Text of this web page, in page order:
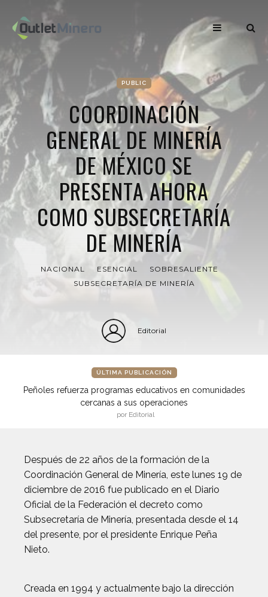
PUBLIC
COORDINACIÓN
GENERAL DE MINERÍA
DE MÉXICO SE
PRESENTA AHORA
COMO SUBSECRETARÍA
DE MINERÍA
NACIONAL ESENCIAL
SOBRESALIENTE
SUBSECRETARÍA DE MINERÍA
Editorial
ÚLTIMA PUBLICACIÓN
Peñoles refuerza programas educativos en comunidades
cercanas a sus operaciones
por Editorial
Después de 22 años de la formación de la
Coordinación General de Minería, este lunes 19 de
diciembre de 2016 fue publicado en el Diario
Oficial de la Federación el decreto como
Subsecretaría de Minería, presentada desde el 14
del presente, por el presidente Enrique Peña
Nieto.
Creada en 1994 y actualmente bajo la dirección